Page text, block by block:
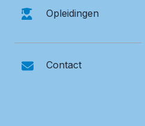
Opleidingen
Contact